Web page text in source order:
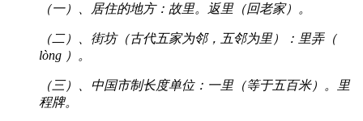
（一）、居住的地方：故里。返里（回老家）。
（二）、街坊（古代五家为邻，五邻为里）：里弄（
lòng ）。
（三）、中国市制长度单位：一里（等于五百米）。里
程牌。